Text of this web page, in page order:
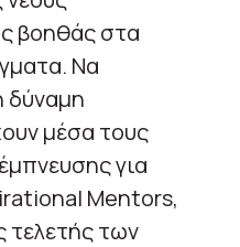
βοηθάς στα
Να
δύναμη
μέσα τους
για
Mentors,
τελετής των